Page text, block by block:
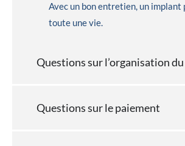
Avec un bon entretien, un implant
toute une vie.
Questions sur l’organisation
Questions sur le paiement